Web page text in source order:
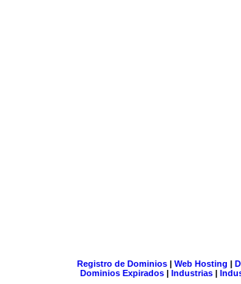
Registro de Dominios| Web Hosting |
Dominios Expirados | Industrias |